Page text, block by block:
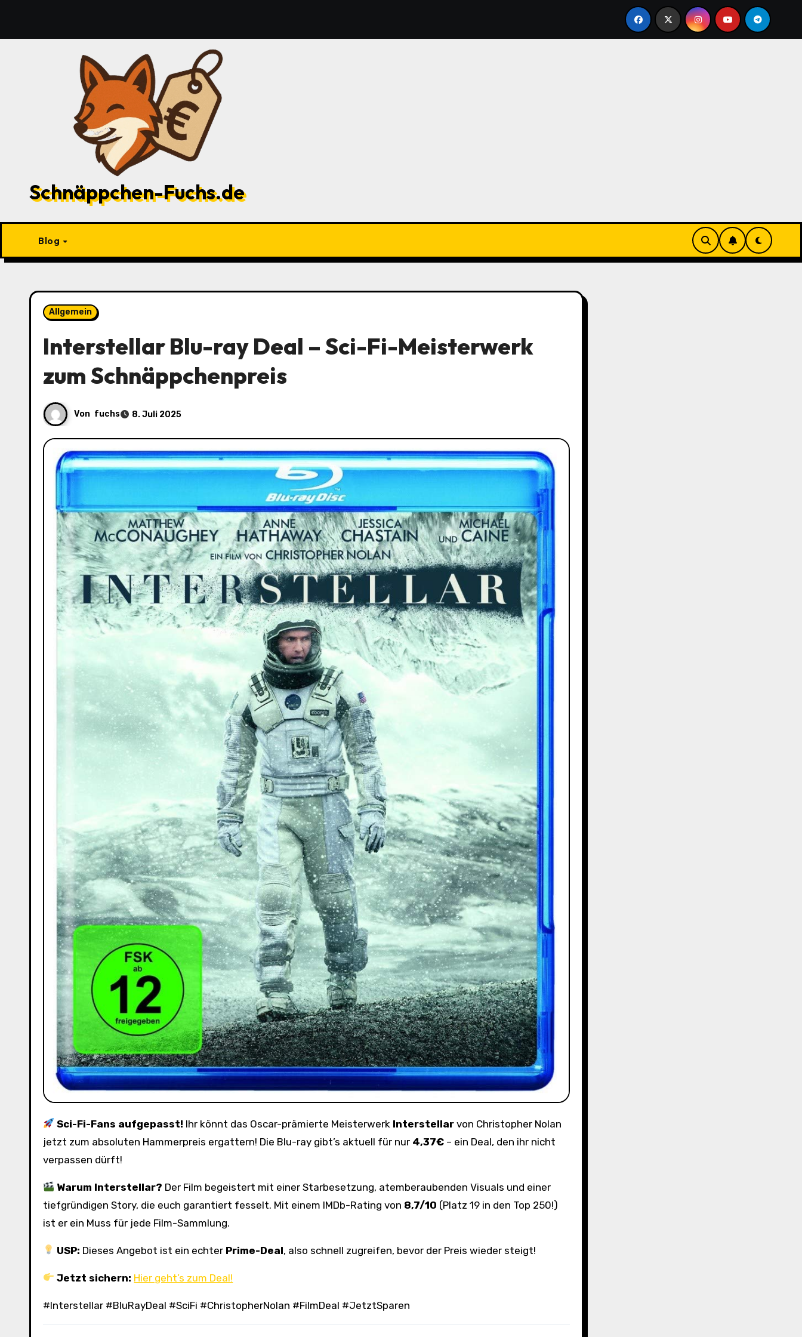
springen
Schnäppchen-Fuchs.de
Blog
Allgemein
Interstellar Blu-ray Deal – Sci-Fi-Meisterwerk
zum Schnäppchenpreis
Von fuchs 8. Juli 2025
Sci-Fi-Fans aufgepasst! Ihr könnt das Oscar-prämierte Meisterwerk Interstellar von Christopher Nolan
jetzt zum absoluten Hammerpreis ergattern! Die Blu-ray gibt’s aktuell für nur 4,37€ – ein Deal, den ihr nicht
verpassen dürft!
Warum Interstellar? Der Film begeistert mit einer Starbesetzung, atemberaubenden Visuals und einer
tiefgründigen Story, die euch garantiert fesselt. Mit einem IMDb-Rating von 8,7/10 (Platz 19 in den Top 250!)
ist er ein Muss für jede Film-Sammlung.
USP: Dieses Angebot ist ein echter Prime-Deal, also schnell zugreifen, bevor der Preis wieder steigt!
Jetzt sichern: Hier geht’s zum Deal!
#Interstellar #BluRayDeal #SciFi #ChristopherNolan #FilmDeal #JetztSparen